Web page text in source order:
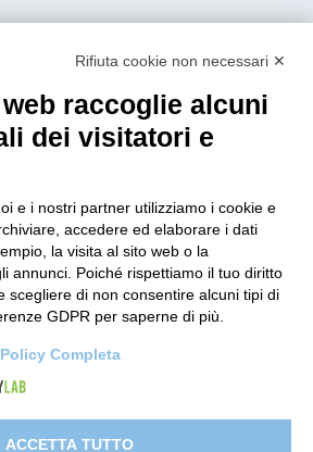
al mondo DGP
privacye dichiaro di
dei dati personali per ricevere
Rifiuta cookie non necessari ✕
raccoglie alcuni
dei visitatori e
e i nostri partner utilizziamo i cookie e
accedere ed elaborare i dati
la visita al sito web o la
annunci. Poiché rispettiamo il tuo diritto
scegliere di non consentire alcuni tipi di
GDPR per saperne di più.
Completa
ACCETTA TUTTO